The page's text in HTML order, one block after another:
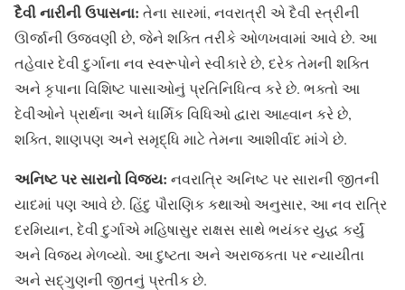
દૈવી નારીની ઉપાસના: તેના સારમાં, નવરાત્રી એ દૈવી સ્ત્રીની
ઊર્જાની ઉજવણી છે, જેને શક્તિ તરીકે ઓળખવામાં આવે છે. આ
તહેવાર દેવી દુર્ગાના નવ સ્વરૂપોને સ્વીકારે છે, દરેક તેમની શક્તિ
અને કૃપાના વિશિષ્ટ પાસાઓનું પ્રતિનિધિત્વ કરે છે. ભક્તો આ
દેવીઓને પ્રાર્થના અને ધાર્મિક વિધિઓ દ્વારા આહ્વાન કરે છે,
શક્તિ, શાણપણ અને સમૃદ્ધિ માટે તેમના આશીર્વાદ માંગે છે.
અનિષ્ટ પર સારાનો વિજય: નવરાત્રિ અનિષ્ટ પર સારાની જીતની
યાદમાં પણ આવે છે. હિંદુ પૌરાણિક કથાઓ અનુસાર, આ નવ રાત્રિ
દરમિયાન, દેવી દુર્ગાએ મહિષાસુર રાક્ષસ સાથે ભયંકર યુદ્ધ કર્યું
અને વિજય મેળવ્યો. આ દુષ્ટતા અને અરાજકતા પર ન્યાયીતા
અને સદ્ગુણની જીતનું પ્રતીક છે.